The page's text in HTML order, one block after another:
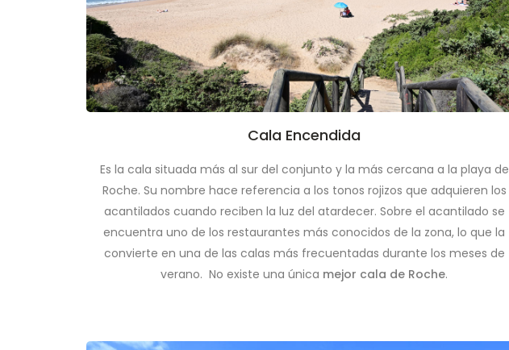
Cala Encendida
Es la cala situada más al sur del conjunto y la más cercana a la playa de
Roche. Su nombre hace referencia a los tonos rojizos que adquieren los
acantilados cuando reciben la luz del atardecer. Sobre el acantilado se
encuentra uno de los restaurantes más conocidos de la zona, lo que la
convierte en una de las calas más frecuentadas durante los meses de
verano. No existe una única mejor cala de Roche.